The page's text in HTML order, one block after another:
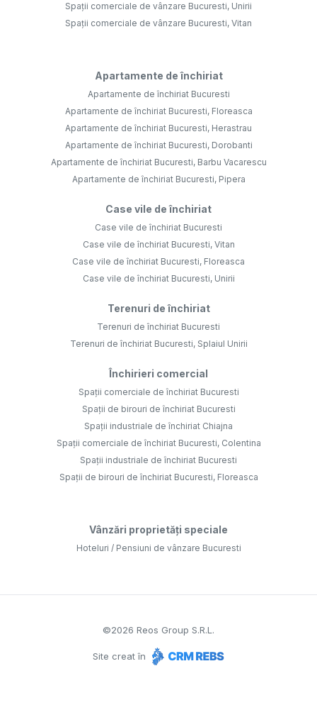
Spații comerciale de vânzare Bucuresti, Unirii
Spații comerciale de vânzare Bucuresti, Vitan
Apartamente de închiriat
Apartamente de închiriat Bucuresti
Apartamente de închiriat Bucuresti, Floreasca
Apartamente de închiriat Bucuresti, Herastrau
Apartamente de închiriat Bucuresti, Dorobanti
Apartamente de închiriat Bucuresti, Barbu Vacarescu
Apartamente de închiriat Bucuresti, Pipera
Case vile de închiriat
Case vile de închiriat Bucuresti
Case vile de închiriat Bucuresti, Vitan
Case vile de închiriat Bucuresti, Floreasca
Case vile de închiriat Bucuresti, Unirii
Terenuri de închiriat
Terenuri de închiriat Bucuresti
Terenuri de închiriat Bucuresti, Splaiul Unirii
Închirieri comercial
Spații comerciale de închiriat Bucuresti
Spații de birouri de închiriat Bucuresti
Spații industriale de închiriat Chiajna
Spații comerciale de închiriat Bucuresti, Colentina
Spații industriale de închiriat Bucuresti
Spații de birouri de închiriat Bucuresti, Floreasca
Vânzări proprietăți speciale
Hoteluri / Pensiuni de vânzare Bucuresti
©2026 Reos Group S.R.L.
Site creat în